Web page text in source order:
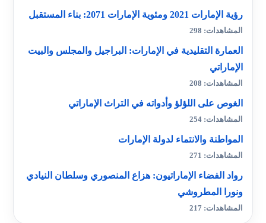
رؤية الإمارات 2021 ومئوية الإمارات 2071: بناء المستقبل
المشاهدات: 298
العمارة التقليدية في الإمارات: البراجيل والمجلس والبيت
الإماراتي
المشاهدات: 208
الغوص على اللؤلؤ وأدواته في التراث الإماراتي
المشاهدات: 254
المواطنة والانتماء لدولة الإمارات
المشاهدات: 271
رواد الفضاء الإماراتيون: هزاع المنصوري وسلطان النيادي
ونورا المطروشي
المشاهدات: 217